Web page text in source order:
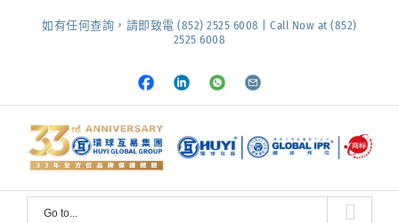
如有任何查詢，請即致電 (852) 2525 6008 | Call Now at (852)
2525 6008
Facebook
LinkedInWhatsapp
Email
Go to...